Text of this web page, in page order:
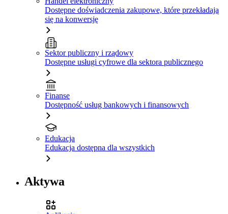
Dostępne doświadczenia zakupowe, które przekładają
się na konwersję
Sektor publiczny i rządowy
Dostępne usługi cyfrowe dla sektora publicznego
Finanse
Dostępność usług bankowych i finansowych
Edukacja
Edukacja dostępna dla wszystkich
Aktywa